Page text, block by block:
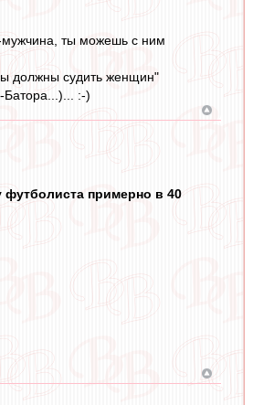
ты можешь с ним
должны судить женщин"
:-)
примерно в 40